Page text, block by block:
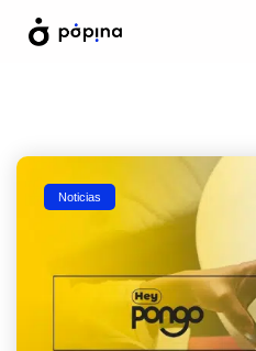
Noticias